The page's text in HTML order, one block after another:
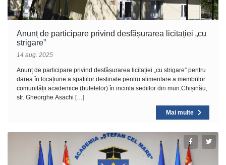
Anunț de participare privind desfășurarea licitației „cu
strigare”
14 aug. 2025
Anunț de participare privind desfășurarea licitației „cu strigare” pentru
darea în locațiune a spațiilor destinate pentru alimentare a membrilor
comunității academice (bufetelor) în incinta sediilor din mun.Chișinău,
str. Gheorghe Asachi […]
Mai multe